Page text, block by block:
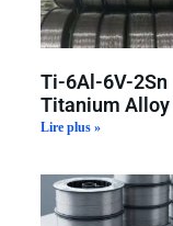
Ti-6Al-6V-2Sn
Titanium Alloy
Lire plus »